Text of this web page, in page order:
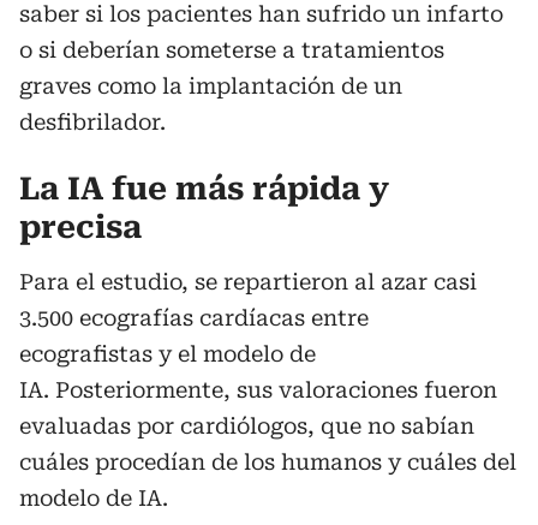
saber si los pacientes han sufrido un infarto
o si deberían someterse a tratamientos
graves como la implantación de un
desfibrilador.
La IA fue más rápida y
precisa
Para el estudio, se repartieron al azar casi
3.500 ecografías cardíacas entre
ecografistas y el modelo de
IA. Posteriormente, sus valoraciones fueron
evaluadas por cardiólogos, que no sabían
cuáles procedían de los humanos y cuáles del
modelo de IA.